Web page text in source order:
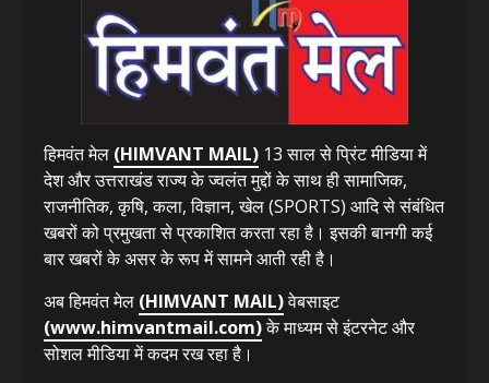
हिमवंत मेल (HIMVANT MAIL) 13 साल से प्रिंट मीडिया में
देश और उत्तराखंड राज्य के ज्वलंत मुद्दों के साथ ही सामाजिक,
राजनीतिक, कृषि, कला, विज्ञान, खेल (SPORTS) आदि से संबंधित
खबरों को प्रमुखता से प्रकाशित करता रहा है। इसकी बानगी कई
बार खबरों के असर के रूप में सामने आती रही है।
अब हिमवंत मेल (HIMVANT MAIL)वेबसाइट
(www.himvantmail.com)के माध्यम से इंटरनेट और
सोशल मीडिया में कदम रख रहा है।